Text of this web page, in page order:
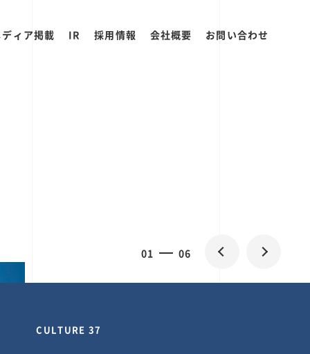
ィア掲載 IR 採用情報 会社概要 お問い合わせ
01 06
CULTURE 37